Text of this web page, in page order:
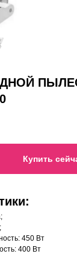
Купить
450 Вт
400 Вт